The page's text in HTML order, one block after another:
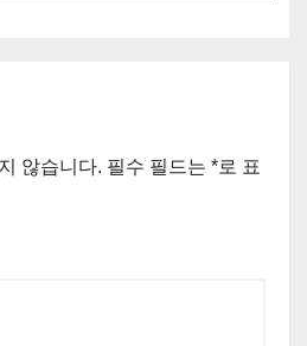
않습니다. 필수 필드는 *로 표